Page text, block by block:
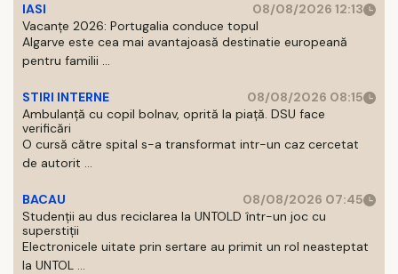
IASI
08/08/2026 12:13
Vacanțe 2026: Portugalia conduce topul
Algarve este cea mai avantajoasă destinatie europeană
pentru familii ...
STIRI INTERNE
08/08/2026 08:15
Ambulanță cu copil bolnav, oprită la piață. DSU face
verificări
O cursă către spital s-a transformat intr-un caz cercetat
de autorit ...
BACAU
08/08/2026 07:45
Studenții au dus reciclarea la UNTOLD într-un joc cu
superstiții
Electronicele uitate prin sertare au primit un rol neasteptat
la UNTOL ...